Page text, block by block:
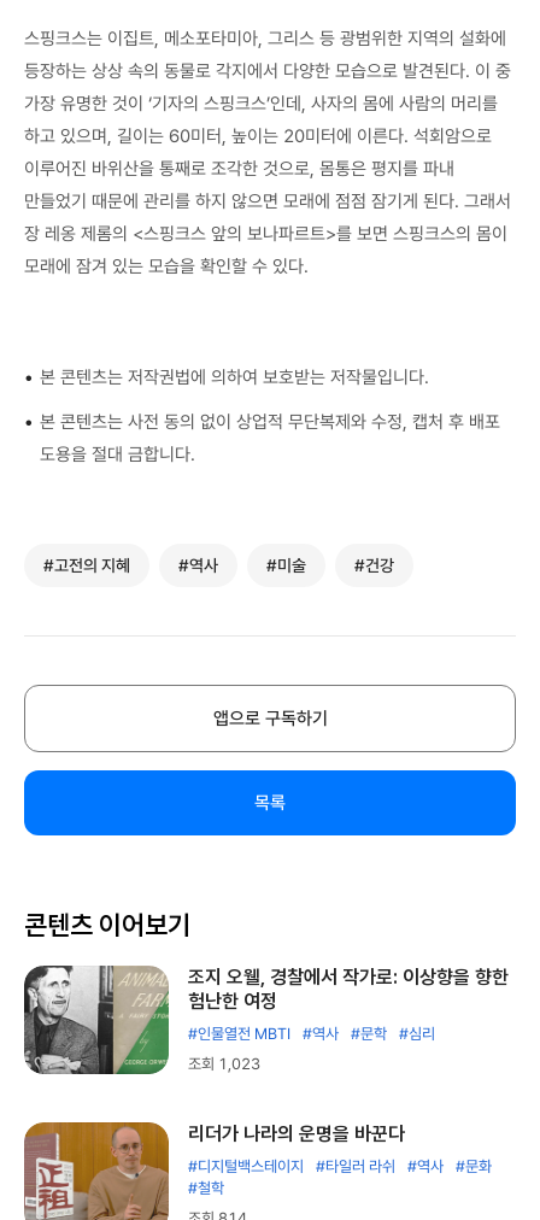
스핑크스는 이집트, 메소포타미아, 그리스 등 광범위한 지역의 설화에
등장하는 상상 속의 동물로 각지에서 다양한 모습으로 발견된다. 이 중
가장 유명한 것이 ‘기자의 스핑크스’인데, 사자의 몸에 사람의 머리를
하고 있으며, 길이는 60미터, 높이는 20미터에 이른다. 석회암으로
이루어진 바위산을 통째로 조각한 것으로, 몸통은 평지를 파내
만들었기 때문에 관리를 하지 않으면 모래에 점점 잠기게 된다. 그래서
장 레옹 제롬의 <스핑크스 앞의 보나파르트>를 보면 스핑크스의 몸이
모래에 잠겨 있는 모습을 확인할 수 있다.
• 본 콘텐츠는 저작권법에 의하여 보호받는 저작물입니다.
• 본 콘텐츠는 사전 동의 없이 상업적 무단복제와 수정, 캡처 후 배포
도용을 절대 금합니다.
#고전의 지혜 #역사 #미술 #건강
앱으로 구독하기
목록
콘텐츠 이어보기
조지 오웰, 경찰에서 작가로: 이상향을 향한
험난한 여정
#인물열전 MBTI #역사 #문학
#심리
조회 1,023
리더가 나라의 운명을 바꾼다
#디지털백스테이지 #타일러 라쉬 #역사
#문화
#철학